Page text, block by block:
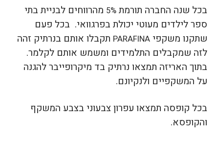
בכל שנה החברה תורמת 5% מהרווחים לבניית בתי
ספר לילדים מעוטי יכולת בפרגוואי. בכל פעם
שתקנו משקפי PARAFINA תקבלו אותם בנרתיק זהה
לזה שמקבלים התלמידים ומשמש אותם לקלמר.
בתוך האריזה תמצאו נרתיק בד מיקרופייבר להגנה
על המשקפיים ולנקיונם.
בכל קופסה תמצאו עפרון צבעוני בצבע המשקף
והקופסא.